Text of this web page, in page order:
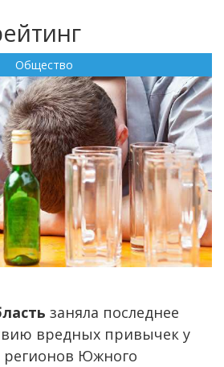
Общество
заняла последнее
вредных привычек у
регионов Южного